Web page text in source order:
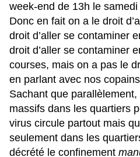
week-end de 13h le
Donc en fait on a le droit
droit d’aller se contaminer
droit d’aller se contaminer
courses, mais on a pas le
en parlant avec nos
Sachant que
massifs dans les quartiers
virus circule partout mais
seulement dans les
décrété le confinement